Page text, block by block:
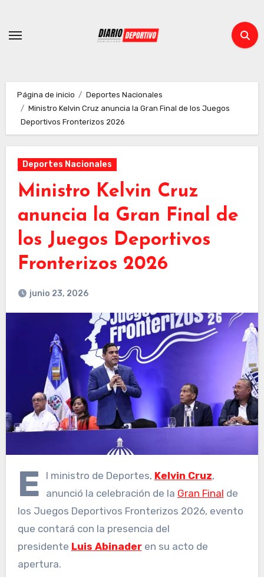
contenido
Página de inicio
Deportes Nacionales
Ministro Kelvin Cruz anuncia la Gran Final de los Juegos
Deportivos Fronterizos 2026
Deportes Nacionales
Ministro Kelvin Cruz
anuncia la Gran Final de
los Juegos Deportivos
Fronterizos 2026
junio 23, 2026
E l ministro de Deportes, Kelvin Cruz,
anunció la celebración de la Gran Final de
los Juegos Deportivos Fronterizos 2026, evento
que contará con la presencia del
presidente Luis Abinaderen su acto de
apertura.